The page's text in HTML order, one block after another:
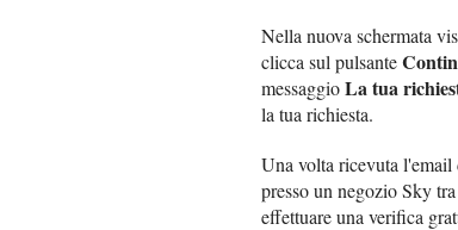
Nella nuova schermata
clicca sul pulsante
messaggioLa tua
la tua richiesta.
Una volta ricevuta l'email
presso un negozio Sky
effettuare una verifica